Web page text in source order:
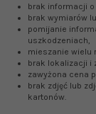
brak informacji
brak wymiarów
pomijanie
uszkodzeniach,
mieszanie wielu
brak lokalizacji i
zawyżona cena
brak zdjęć lub
kartonów.